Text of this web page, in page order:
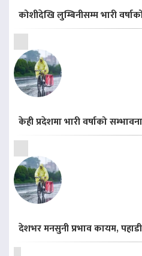
कोशीदेखि लुम्बिनीसम्म भारी
केही प्रदेशमा भारी वर्षाको सम्भावना
देशभर मनसुनी प्रभाव कायम, पहाडी